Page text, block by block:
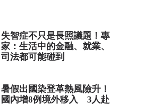
失智症不只是長照議題！專
家：生活中的金融、就業、
司法都可能碰到
暑假出國染登革熱風險升！
國內增8例境外移入 3人赴